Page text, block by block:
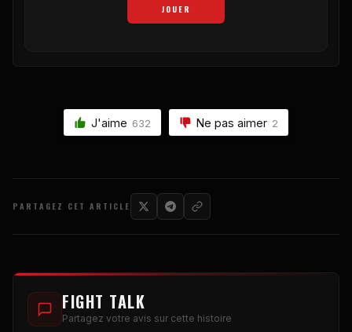
JOUER
J'aime 632 Ne pas aimer 2
PARTAGEZ CET ARTICLE
FIGHT TALK
Partagez votre avis sur cette histoire